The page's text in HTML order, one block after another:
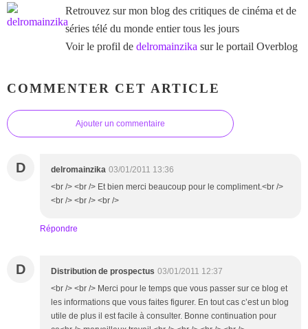
Retrouvez sur mon blog des critiques de cinéma et de
séries télé du monde entier tous les jours
Voir le profil de delromainzika sur le portail Overblog
COMMENTER CET ARTICLE
Ajouter un commentaire
D delromainzika 03/01/2011 13:36
<br /> <br /> Et bien merci beaucoup pour le compliment.<br />
<br /> <br /> <br />
Répondre
D Distribution de prospectus 03/01/2011 12:37
<br /> <br /> Merci pour le temps que vous passer sur ce blog et
les informations que vous faites figurer. En tout cas c’est un blog
utile de plus il est facile à consulter. Bonne continuation pour